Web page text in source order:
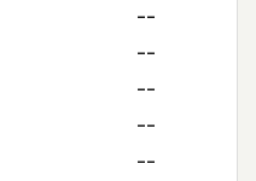
--
--
--
--
--